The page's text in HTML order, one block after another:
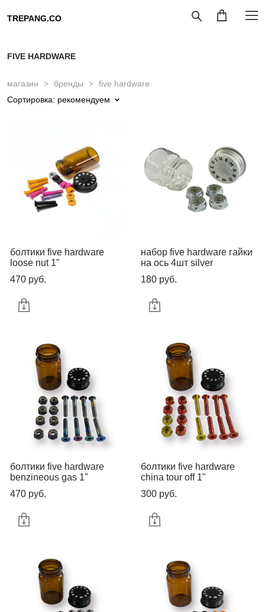
TREPANG.CO
FIVE HARDWARE
магазин > бренды > five hardware
Сортировка: рекомендуем
болтики five hardware
loose nut 1"
470 pуб.
набор five hardware гайки
на ось 4шт silver
180 pуб.
болтики five hardware
benzineous gas 1"
470 pуб.
болтики five hardware
china tour off 1"
300 pуб.